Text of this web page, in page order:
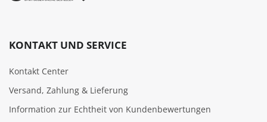
KONTAKT UND SERVICE
Kontakt Center
Versand, Zahlung & Lieferung
Information zur Echtheit von Kundenbewertungen